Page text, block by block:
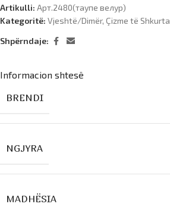
Artikulli: Арт.2480(таупе велур)
Kategoritë: Vjeshtë/Dimër, Çizme të Shkurta
Shpërndaje:
Informacion shtesë
BRENDI
NGJYRA
MADHËSIA